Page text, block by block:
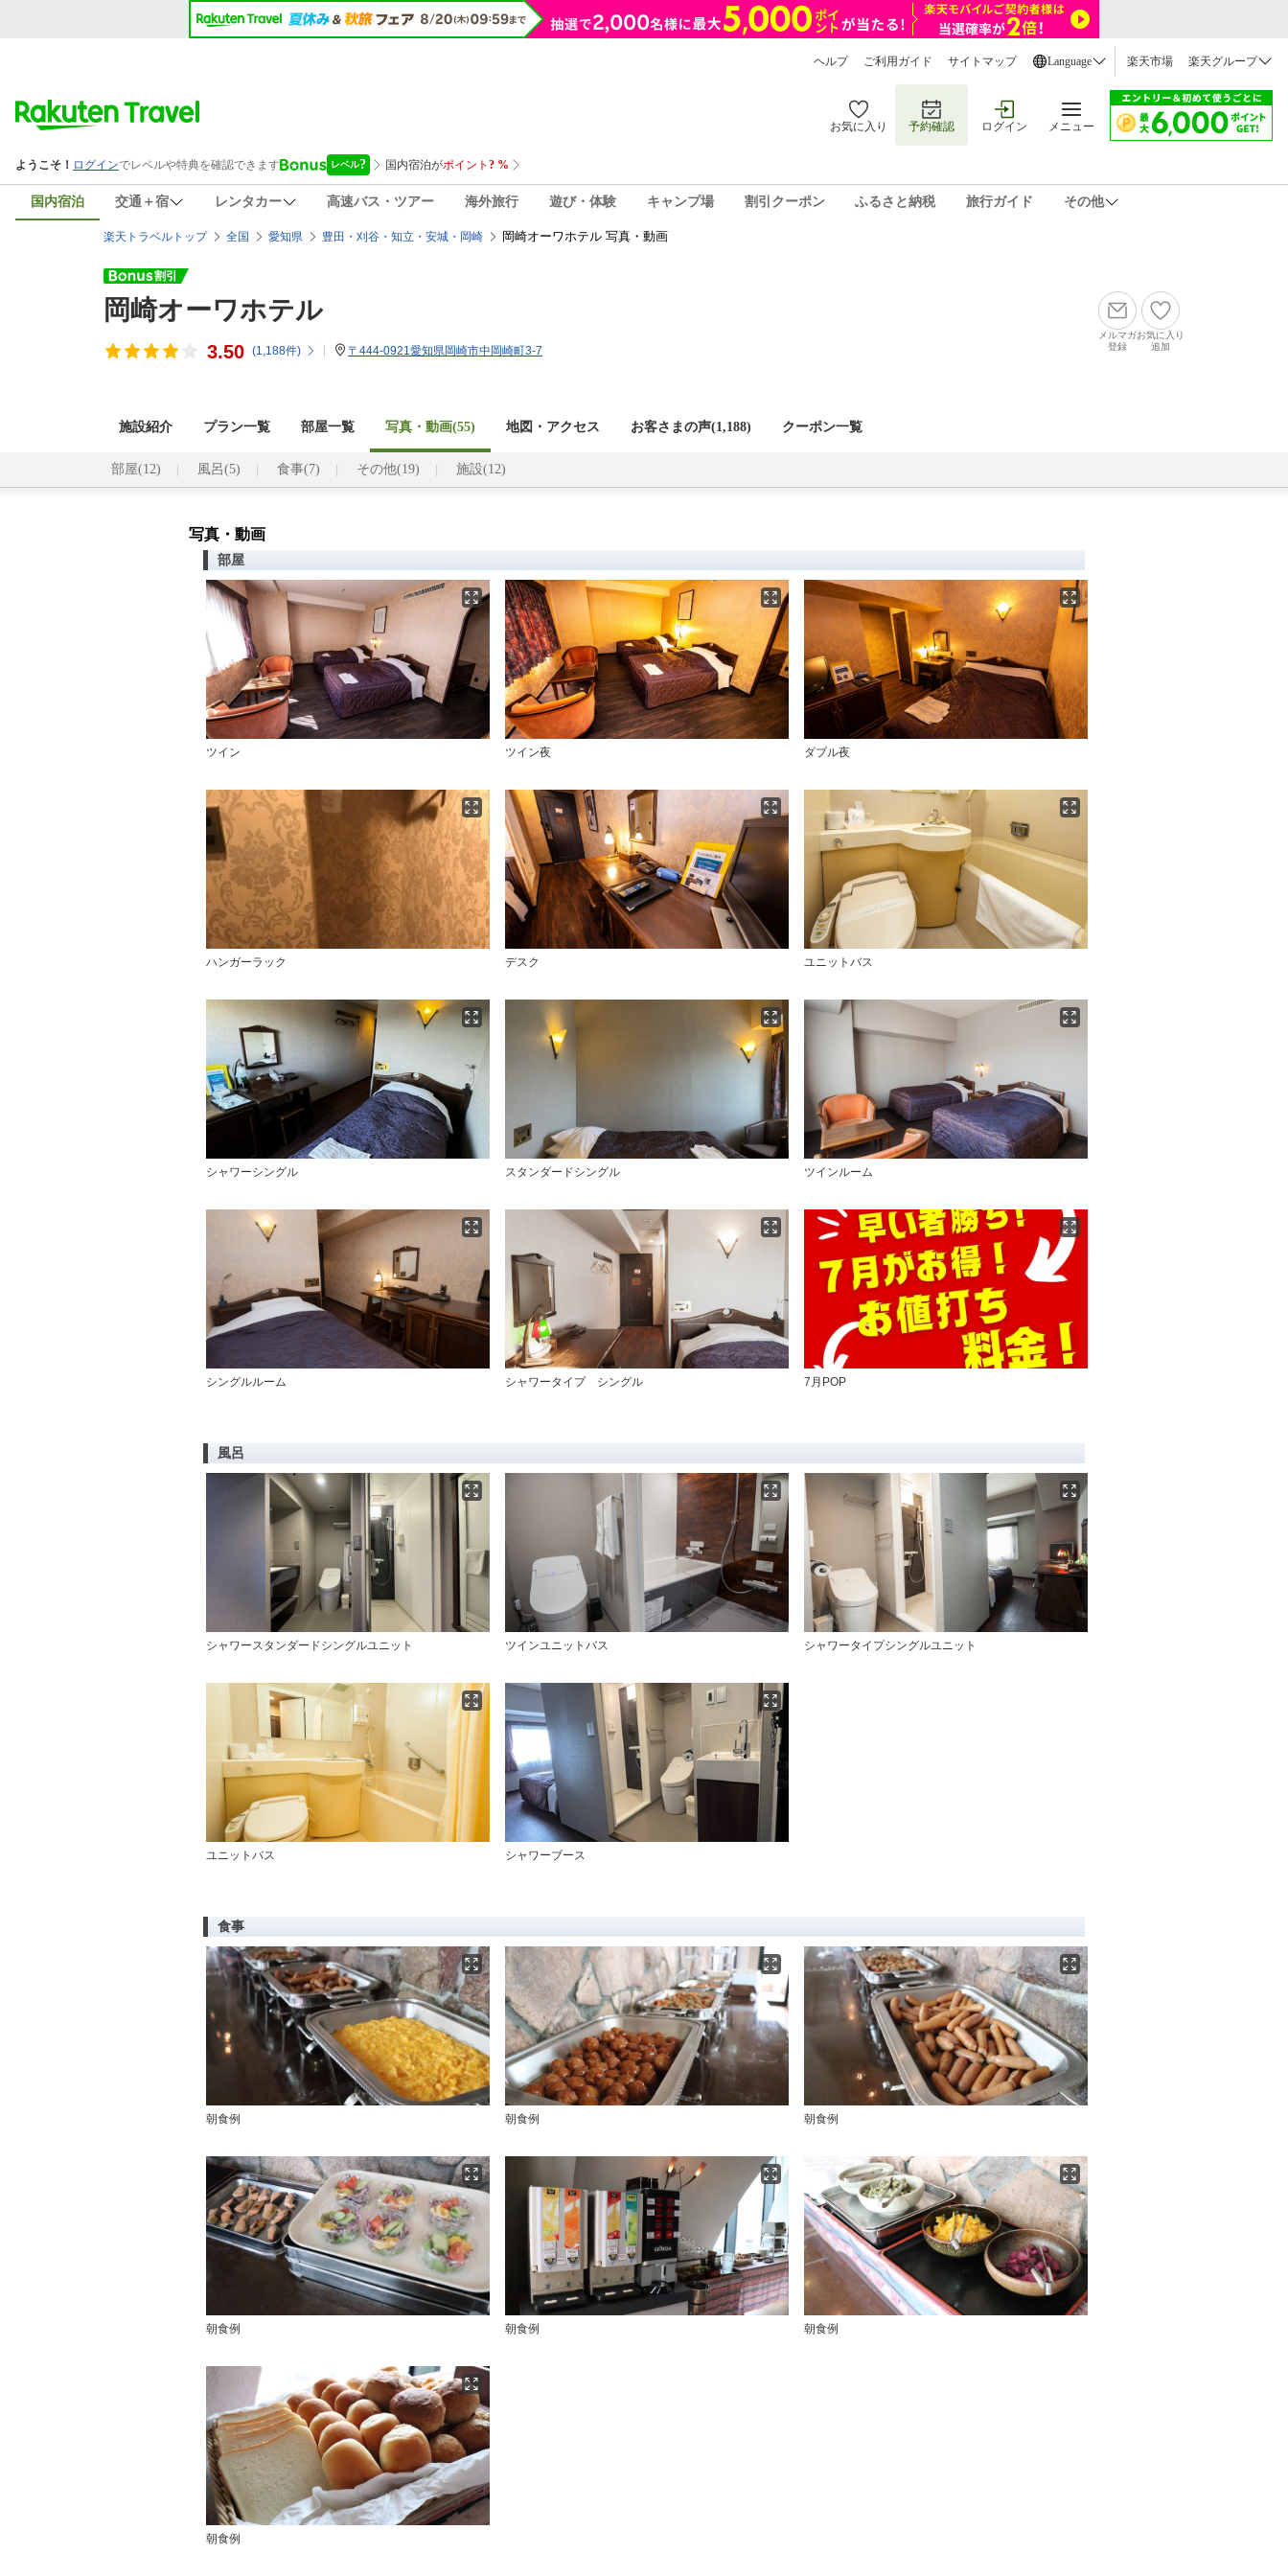
ヘルプ ご利用ガイド サイトマップ Language 楽天市場 楽天グループ
お気に入り 予約確認 ログイン メニュー
国内宿泊 交通＋宿 レンタカー 高速バス・ツアー 海外旅行 遊び・体験 キャンプ場 割引クーポン ふるさと納税 旅行ガイド その他
楽天トラベルトップ 全国 愛知県 豊田・刈谷・知立・安城・岡崎 岡崎オーワホテル 写真・動画
岡崎オーワホテル
3.50 (1,188件) 〒444-0921愛知県岡崎市中岡崎町3-7
メルマガ
登録
お気に入り
追加
施設紹介 プラン一覧 部屋一覧 写真・動画(55) 地図・アクセス お客さまの声(1,188) クーポン一覧
部屋(12) 風呂(5) 食事(7) その他(19) 施設(12)
写真・動画
部屋
ツイン ツイン夜 ダブル夜
ハンガーラック デスク ユニットバス
シャワーシングル スタンダードシングル ツインルーム
シングルルーム シャワータイプ シングル 7月POP
風呂
シャワースタンダードシングルユニット ツインユニットバス シャワータイプシングルユニット
ユニットバス シャワーブース
食事
朝食例 朝食例 朝食例
朝食例 朝食例 朝食例
朝食例